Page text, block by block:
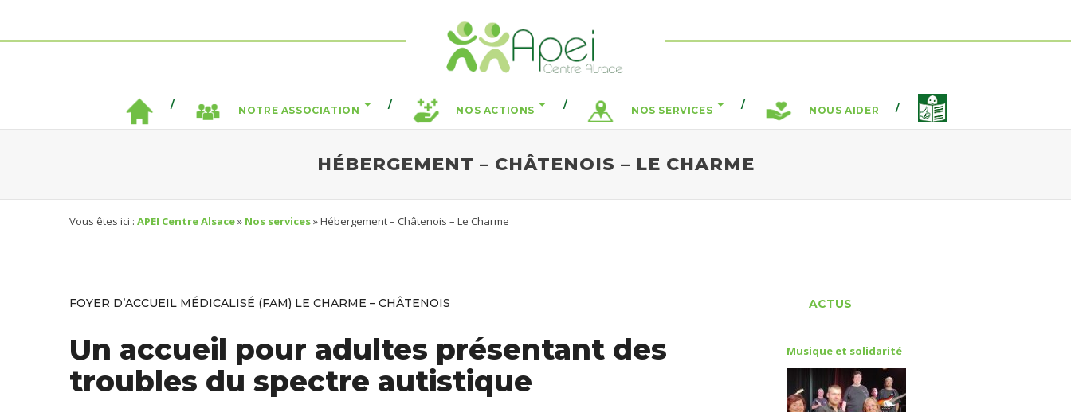
NOTRE ASSOCIATION NOS ACTIONS NOS SERVICES NOUS AIDER
HÉBERGEMENT – CHÂTENOIS – LE CHARME
Vous êtes ici : APEI Centre Alsace» Nos services» Hébergement – Châtenois – Le Charme
FOYER D’ACCUEIL MÉDICALISÉ (FAM) LE CHARME – CHÂTENOIS
Un accueil pour adultes présentant des
troubles du spectre autistique
ACTUS
Musique et solidarité